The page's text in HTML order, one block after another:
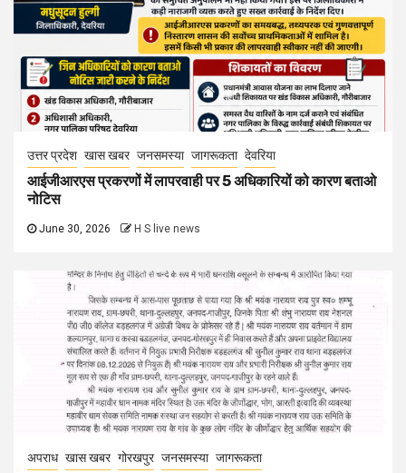
उत्तर प्रदेश खास खबर जनसमस्या जागरूकता देवरिया
आईजीआरएस प्रकरणों में लापरवाही पर 5 अधिकारियों को कारण बताओ
नोटिस
June 30, 2026 H S live news
अपराध खास खबर गोरखपुर जनसमस्या जागरूकता